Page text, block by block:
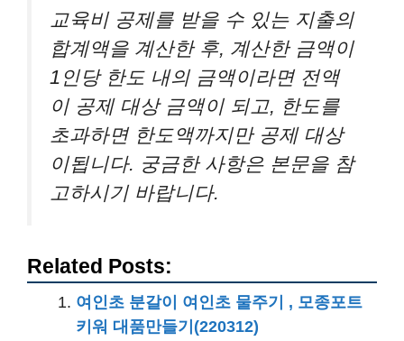
교육비 공제를 받을 수 있는 지출의
합계액을 계산한 후, 계산한 금액이
1인당 한도 내의 금액이라면 전액
이 공제 대상 금액이 되고, 한도를
초과하면 한도액까지만 공제 대상
이됩니다. 궁금한 사항은 본문을 참
고하시기 바랍니다.
Related Posts:
여인초 분갈이 여인초 물주기 , 모종포트
키워 대품만들기(220312)